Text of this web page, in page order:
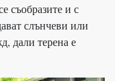
съобразите и с
слънчеви или
дали терена е